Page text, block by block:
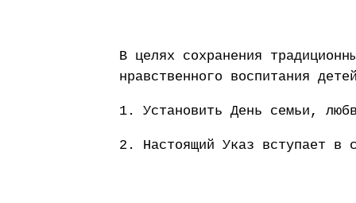
В целях сохранения
нравственного воспитания
1. Установить День семьи,
2. Настоящий Указ вступает в